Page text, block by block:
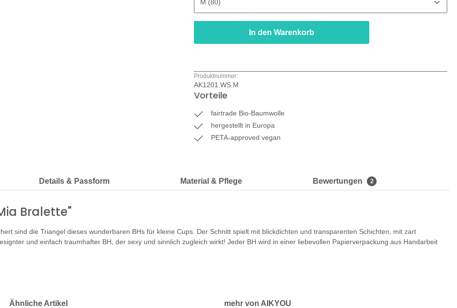
In den Warenkorb
Produktnummer:
AK1201.WS.M
Vorteile
fairtrade Bio-Baumwolle
hergestellt in Europa
PETA-approved vegan
Details & Passform Material & Pflege Bewertungen 2
Bralette"
sind die Triangel dieses wunderbaren BHs für kleine Cups. Der Schnitt spielt mit blickdichten und transparenten Schichten, mit zart
und einfach traumhafter BH, der sexy und sinnlich zugleich wirkt! Jeder BH wird in einer liebevollen Papierverpackung aus Handarbeit
Ähnliche Artikel mehr von AIKYOU